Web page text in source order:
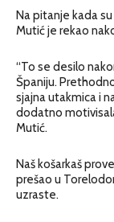
Na pitanje kada
Mutić je rekao
“To se desilo
Španiju.
sjajna utakmica i
dodatno
Mutić.
Naš košarkaš
prešao u
uzraste.